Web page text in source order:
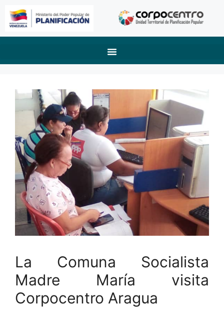
La Comuna Socialista
Madre María visita
Corpocentro Aragua